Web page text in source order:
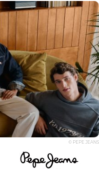
© PEPE JEANS